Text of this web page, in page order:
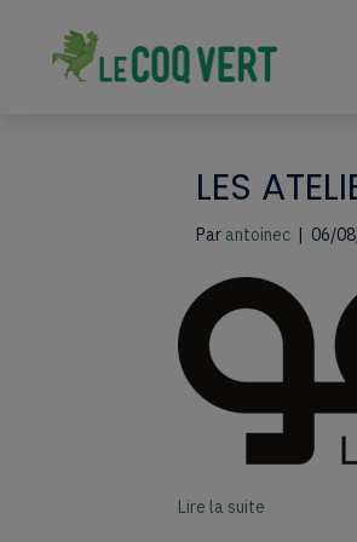
LES
Par antoinec | 06/
Lire la suite